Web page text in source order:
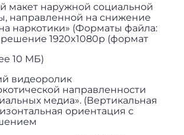
макет наружной социальной
направленной на снижение
наркотики» (Форматы файла:
1920x1080р (формат
10 МБ)
видеоролик
направленности
медиа». (Вертикальная
ориентация с